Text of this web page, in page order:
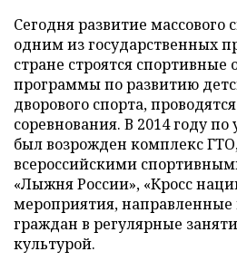
Сегодня развитие массового
одним из государственных
стране строятся спортивные
программы по развитию
дворового спорта,
соревнования. В 2014 году по
был возрожден комплекс
всероссийскими
«Лыжня России», «Кросс
мероприятия, направленные
граждан в регулярные
культурой.